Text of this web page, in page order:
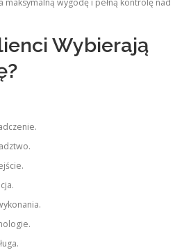
maksymalną wygodę i pełną kontrolę nad
Wybierają